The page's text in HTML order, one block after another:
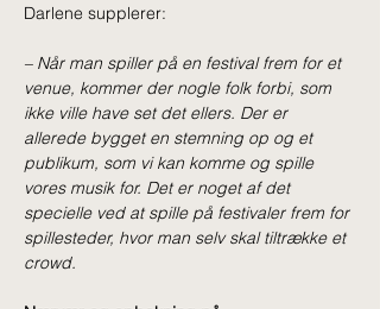
Darlene supplerer:
– Når man spiller på en festival frem for et
venue, kommer der nogle folk forbi, som
ikke ville have set det ellers. Der er
allerede bygget en stemning op og et
publikum, som vi kan komme og spille
vores musik for. Det er noget af det
specielle ved at spille på festivaler frem for
spillesteder, hvor man selv skal tiltrække et
crowd.